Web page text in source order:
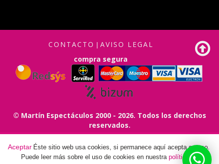
CONTACTO | AVISO LEGAL
compra segura
© Martín Espectáculos 2000 - 2026. Todos los derechos
reservados.
Programación.Albanta Creativos
Aceptar Éste sitio web usa cookies, si permanece aquí acepta su uso.
Puede leer más sobre el uso de cookies en nuestra política de